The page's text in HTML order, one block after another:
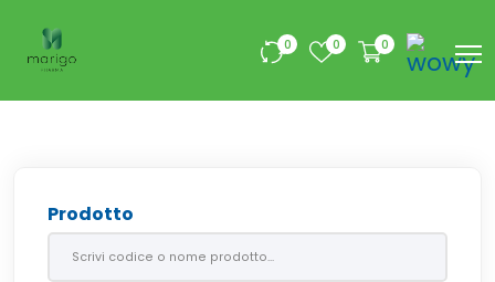
0 0 0
Prodotto